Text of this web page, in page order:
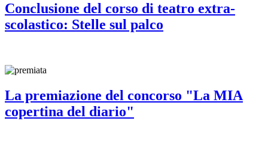
Conclusione del corso di teatro extra-
scolastico: Stelle sul palco
La premiazione del concorso "La MIA
copertina del diario"